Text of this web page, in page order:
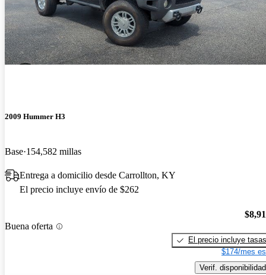
2009 Hummer H3
Base 154,582 millas
Entrega a domicilio desde Carrollton, KY
El precio incluye envío de $262
Buena oferta
El precio incluye tasas
$174/mes
Verif. disponibilidad